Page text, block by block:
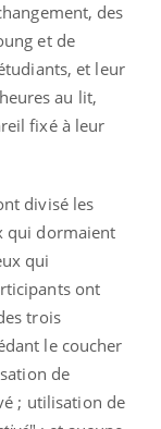
des
et de
et leur
au lit,
fixé à leur
divisé les
qui dormaient
qui
ont
trois
le coucher
de
; utilisation de